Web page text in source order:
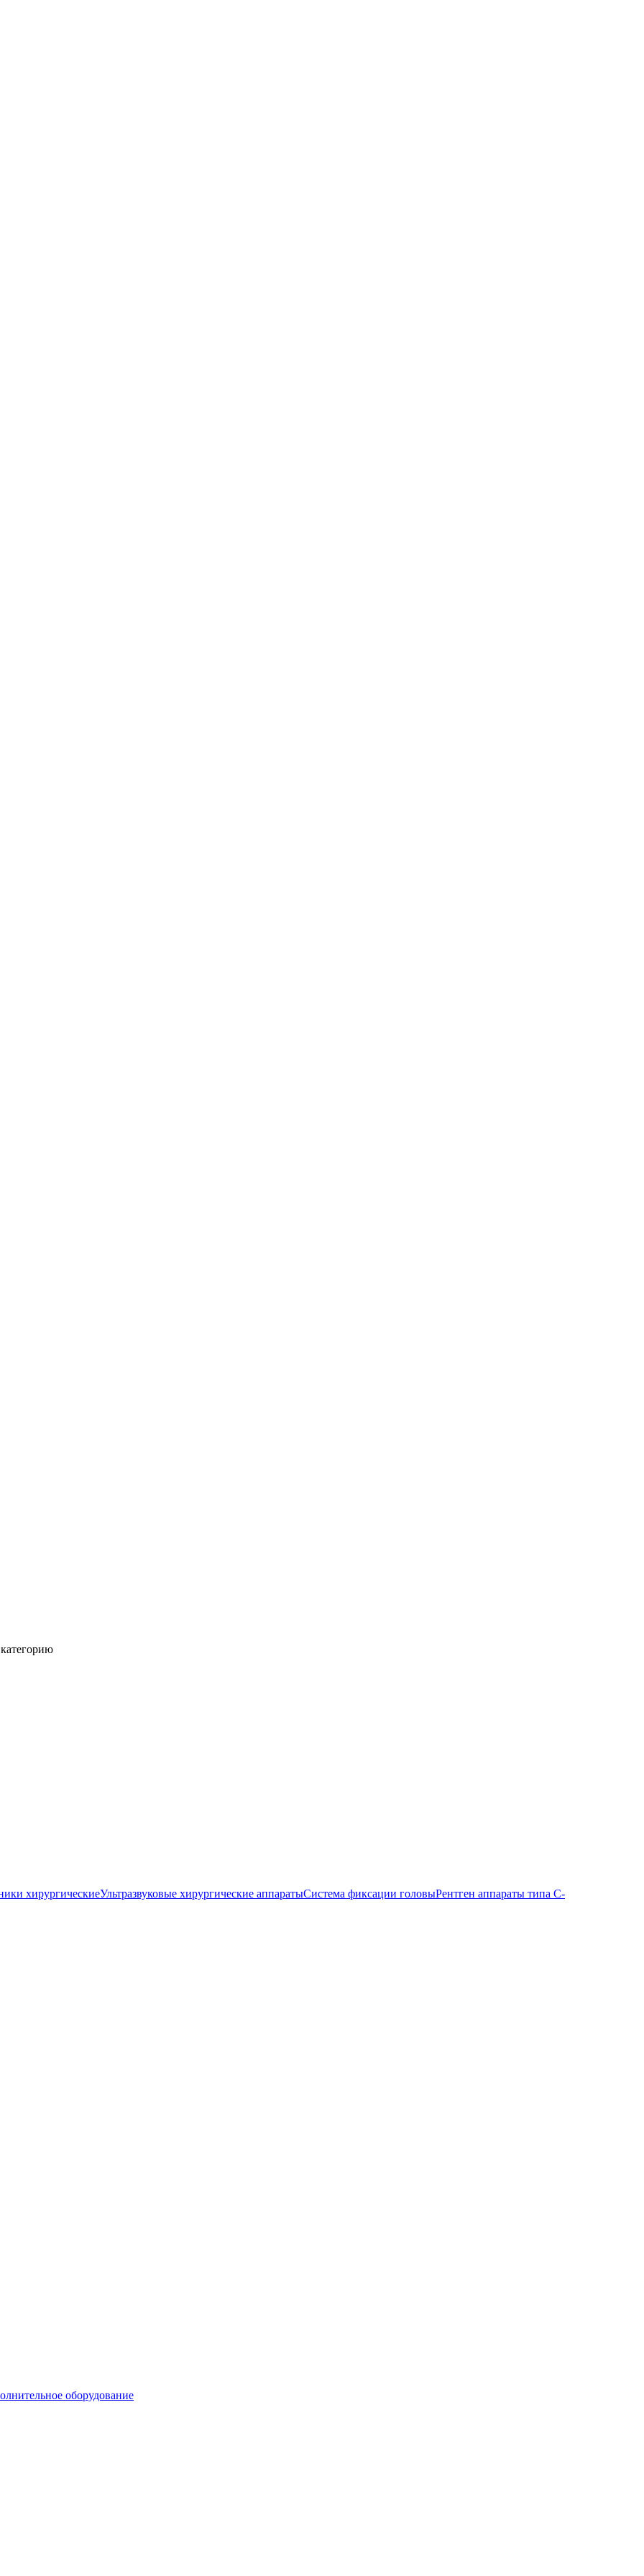
хирургическиеУльтразвуковые хирургические аппаратыСистема фиксации головыРентген аппараты типа С-
оборудование